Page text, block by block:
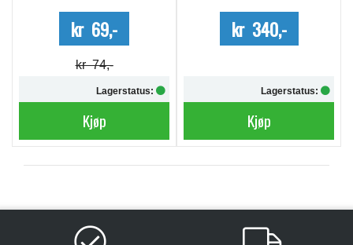
kr 69,-
kr 74,-
Lagerstatus:
Kjøp
kr 340,-
Lagerstatus:
Kjøp